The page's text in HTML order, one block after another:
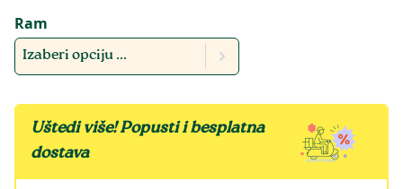
Ram
Izaberi opciju ...
Uštedi više! Popusti i besplatna
dostava